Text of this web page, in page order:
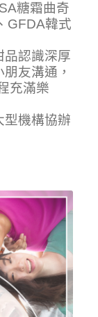
糖霜曲奇
GFDA韓式
品認識深厚
友溝通，
充滿樂
型機構協辦